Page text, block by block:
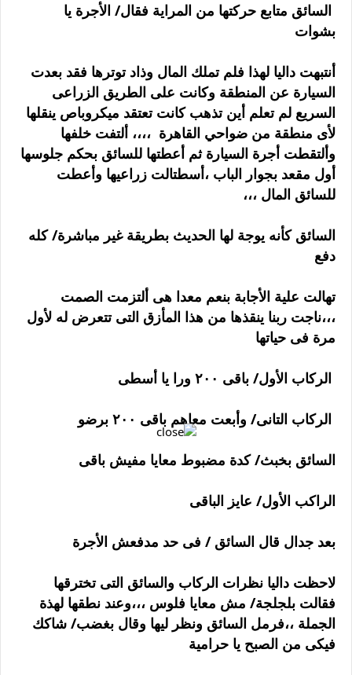
السائق متابع حركتها من المراية فقال/ الأجرة يا
بشوات
أنتبهت داليا لهذا فلم تملك المال وذاد توترها فقد بعدت
السيارة عن المنطقة وكانت على الطريق الزراعى
السريع لم تعلم أين تذهب كانت تعتقد ميكروباص ينقلها
لأى منطقة من ضواحي القاهرة ،،،، ألتفت خلفها
وألتقطت أجرة السيارة ثم أعطتها للسائق بحكم جلوسها
أول مقعد بجوار الباب ،أسطتالت زراعيها وأعطت
للسائق المال ،،،
السائق كأنه يوجة لها الحديث بطريقة غير مباشرة/ كله
دفع
تهالت علية الأجابة بنعم معدا هى ألتزمت الصمت
،،،ناجت ربنا ينقذها من هذا المأزق التى تتعرض له لأول
مرة فى حياتها
الركاب الأول/ باقى ٢٠٠ ورا يا أسطى
الركاب التانى/ وأبعت معاهم باقى ٢٠٠ برضو
السائق بخبث/ كدة مضبوط معايا مفيش باقى
الراكب الأول/ عايز الباقى
بعد جدال قال السائق / فى حد مدفعش الأجرة
لاحظت داليا نظرات الركاب والسائق التى تخترقها
فقالت بلجلجة/ مش معايا فلوس ،،،وعند نطقها لهذة
الجملة ،،فرمل السائق ونظر ليها وقال بغضب/ شاكك
فيكى من الصبح يا حرامية